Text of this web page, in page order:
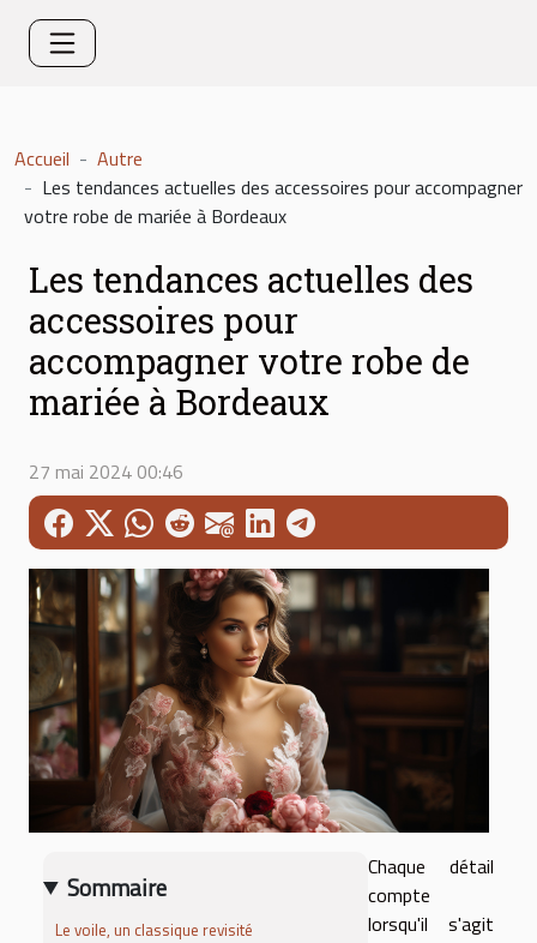
Accueil
Autre
Les tendances actuelles des accessoires pour accompagner
votre robe de mariée à Bordeaux
Les tendances actuelles des
accessoires pour
accompagner votre robe de
mariée à Bordeaux
27 mai 2024 00:46
Sommaire
Le voile, un classique revisité
Chaque détail
compte
lorsqu'il s'agit